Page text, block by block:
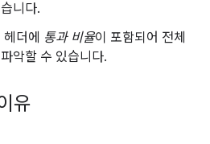
니다.
더에 통과 비율이 포함되어 전체
악할 수 있습니다.
유